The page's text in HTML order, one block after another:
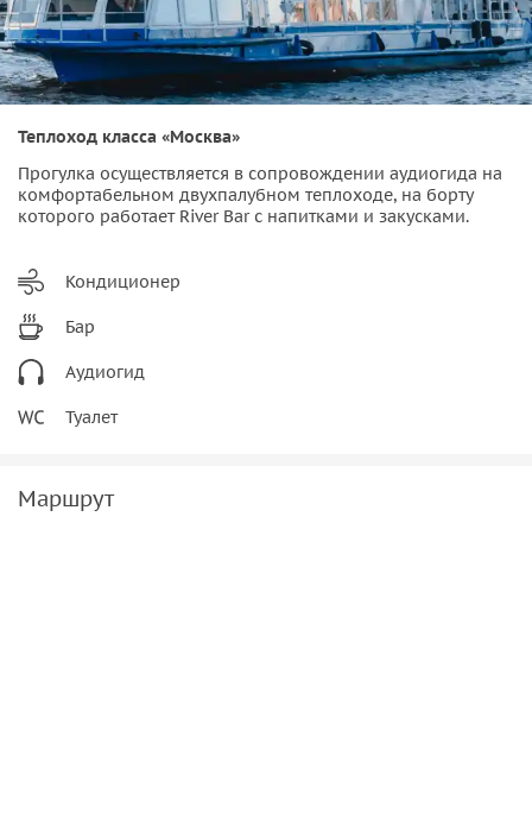
Теплоход класса «Москва»
Прогулка осуществляется в сопровождении аудиогида на
комфортабельном двухпалубном теплоходе, на борту
которого работает River Bar с напитками и закусками.
Кондиционер
Бар
Аудиогид
Туалет
Маршрут